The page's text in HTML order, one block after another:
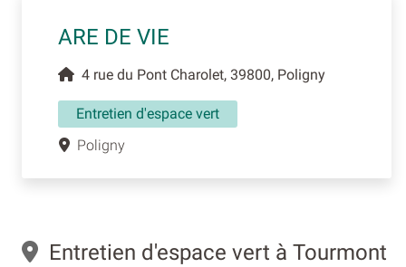
ARE DE VIE
4 rue du Pont Charolet, 39800, Poligny
Entretien d'espace vert
Poligny
Entretien d'espace vert à Tourmont